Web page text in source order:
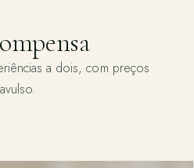
a dois, com preços